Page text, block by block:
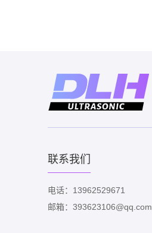
联系我们
电话：13962529671
邮箱：393623106@qq.com